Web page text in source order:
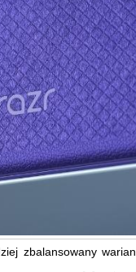
zbalansowany